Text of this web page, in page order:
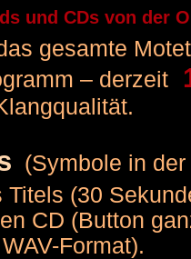
und CDs von der
gesamte
– derzeit
(Symbole in
Titels (30
CD (Button
Format).